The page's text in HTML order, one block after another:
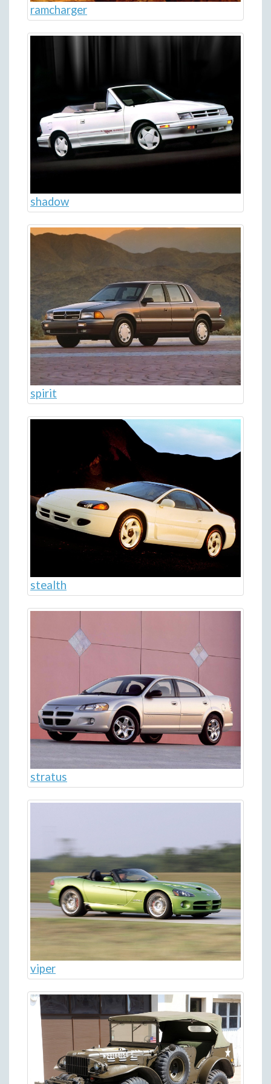
ramcharger
shadow
spirit
stealth
stratus
viper